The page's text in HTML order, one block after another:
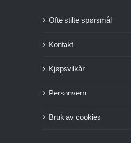
Ofte stilte spørsmål
Kontakt
Kjøpsvilkår
Personvern
Bruk av cookies